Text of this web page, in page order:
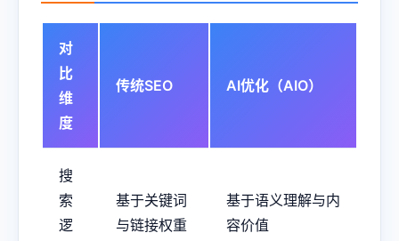
对
比
维
度
传统SEO AI优化（AIO）
搜
索
逻
基于关键词
与链接权重
基于语义理解与内
容价值